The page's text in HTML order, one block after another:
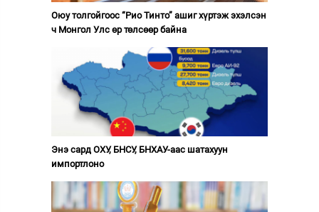
Оюу толгойгоос “Рио Тинто” ашиг хүртэж эхэлсэн
ч Монгол Улс өр төлсөөр байна
Энэ сард ОХУ, БНСУ, БНХАУ-аас шатахуун
импортлоно